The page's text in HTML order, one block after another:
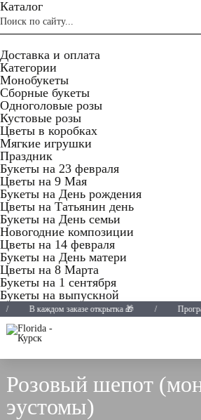
Каталог
Доставка и оплата
Категории
Монобукеты
Сборные букеты
Одноголовые розы
Кустовые розы
Цветы в коробках
Мягкие игрушки
Праздник
Букеты на 23 февраля
Цветы на 9 Мая
Букеты на День рождения
Цветы на Татьянин день
Букеты на День семьи
Новогодние композиции
Цветы на 14 февраля
Букеты на День матери
Цветы на 8 Марта
Букеты на 1 сентября
Букеты на выпускной
каждом заказе открытка 🎁 / Программа
Розовый шепот
эустомы)